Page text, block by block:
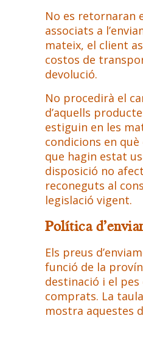
No es retornaran
associats a
mateix, el client
costos de
devolució.
No procedirà el
d’aquells
estiguin en les
condicions en
que hagin estat
disposició no
reconeguts al
legislació vigent.
Política
Els preus
funció de la
destinació i el
comprats. La
mostra aquestes